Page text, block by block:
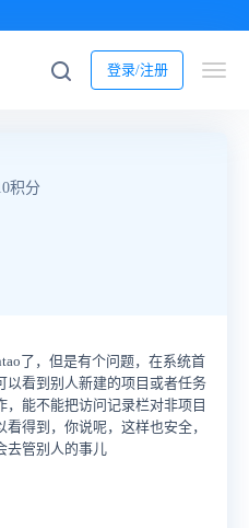
登录/注册
积分
了，但是有个问题，在系统首
以看到别人新建的项目或者任务
能不能把访问记录栏对非项目
得到，你说呢，这样也安全，
去管别人的事儿